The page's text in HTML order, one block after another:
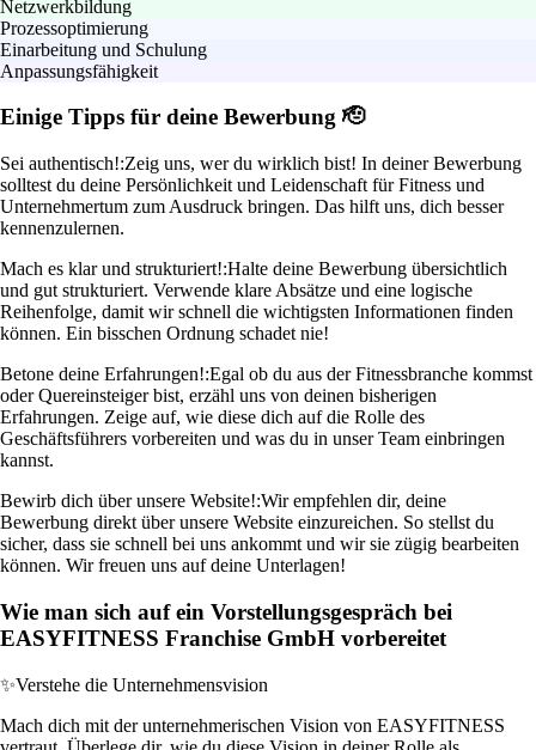
Netzwerkbildung
Prozessoptimierung
Einarbeitung und Schulung
Anpassungsfähigkeit
Einige Tipps für deine Bewerbung 🫡
Sei authentisch!:Zeig uns, wer du wirklich bist! In deiner Bewerbung
solltest du deine Persönlichkeit und Leidenschaft für Fitness und
Unternehmertum zum Ausdruck bringen. Das hilft uns, dich besser
kennenzulernen.
Mach es klar und strukturiert!:Halte deine Bewerbung übersichtlich
und gut strukturiert. Verwende klare Absätze und eine logische
Reihenfolge, damit wir schnell die wichtigsten Informationen finden
können. Ein bisschen Ordnung schadet nie!
Betone deine Erfahrungen!:Egal ob du aus der Fitnessbranche kommst
oder Quereinsteiger bist, erzähl uns von deinen bisherigen
Erfahrungen. Zeige auf, wie diese dich auf die Rolle des
Geschäftsführers vorbereiten und was du in unser Team einbringen
kannst.
Bewirb dich über unsere Website!:Wir empfehlen dir, deine
Bewerbung direkt über unsere Website einzureichen. So stellst du
sicher, dass sie schnell bei uns ankommt und wir sie zügig bearbeiten
können. Wir freuen uns auf deine Unterlagen!
Wie man sich auf ein Vorstellungsgespräch bei
EASYFITNESS Franchise GmbH vorbereitet
✨Verstehe die Unternehmensvision
Mach dich mit der unternehmerischen Vision von EASYFITNESS